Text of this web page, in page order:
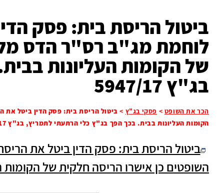
ביטול הריסת בית: פסק
לוחמת מג"ב רס"ר הדס
של הקומות העליונות
בג"ץ 5947/17
הכר את השופט > פסקי בג"ץ > ביטול הריסת בית: פסק הדין ביטל
הקומות העליונות בבית. בכך הפך בג"ץ כלי הרתעתי לתמריץ, בג"ץ 5947/17
ביטול הריסת בית: פסק הדין ביטל את
השופטים כן אישרו הריסה חלקית של הקומות